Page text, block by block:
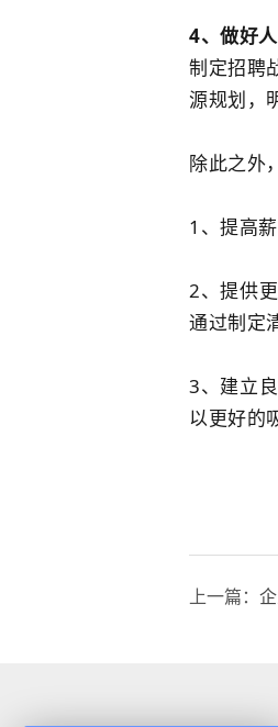
4、做好
制定招聘
源规划，
除此之外
1、提高
2、提供
通过制定
3、建立
以更好的
上一篇：